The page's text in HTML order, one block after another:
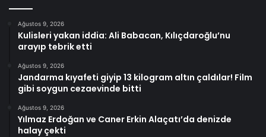
Ağustos 9, 2026
Kulisleri yakan iddia: Ali Babacan, Kılıçdaroğlu’nu
arayıp tebrik etti
Ağustos 9, 2026
Jandarma kıyafeti giyip 13 kilogram altın çaldılar! Film
gibi soygun cezaevinde bitti
Ağustos 9, 2026
Yılmaz Erdoğan ve Caner Erkin Alaçatı’da denizde
halay çekti